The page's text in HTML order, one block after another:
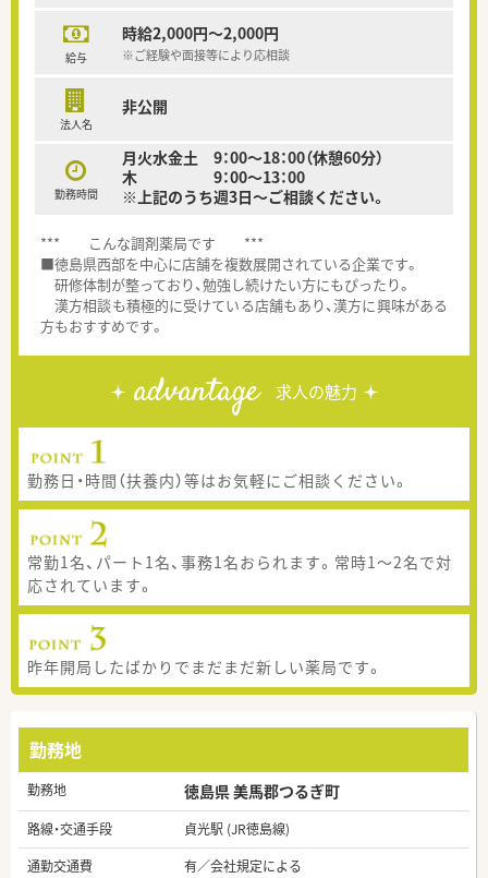
給与
時給2,000円～2,000円
※ご経験や面接等により応相談
法人名
非公開
勤務時間
月火水金土 9：00～18：00（休憩60分）
木 9：00～13：00
※上記のうち週3日～ご相談ください。
*** こんな調剤薬局です ***
■徳島県西部を中心に店舗を複数展開されている企業です。
研修体制が整っており、勉強し続けたい方にもぴったり。
漢方相談も積極的に受けている店舗もあり、漢方に興味がある
方もおすすめです。
advantage 求人の魅力
勤務日・時間（扶養内）等はお気軽にご相談ください。
常勤1名、パート1名、事務1名おられます。常時1～2名で対
応されています。
昨年開局したばかりでまだまだ新しい薬局です。
勤務地
勤務地 徳島県 美馬郡つるぎ町
路線・交通手段
貞光駅 (JR徳島線)
通勤交通費
有／会社規定による